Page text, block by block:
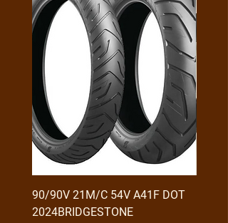
90/90V 21M/C 54V A41F DOT
2024BRIDGESTONE